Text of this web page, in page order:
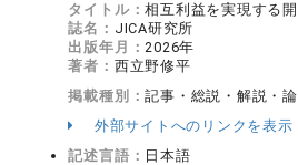
タイトル：相互利益を実現する
誌名： JICA研究所
出版年月：2026年
著者： 西立野修平
掲載種別：記事・総説・解説・論
外部サイトへのリンクを表示
記述言語： 日本語